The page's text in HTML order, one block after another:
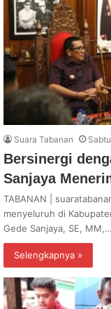
Suara Tabanan
Bersinergi
Sanjaya
TABANAN |
menyeluruh di
Gede Sanjaya, SE, MM,…
Selengkapnya »